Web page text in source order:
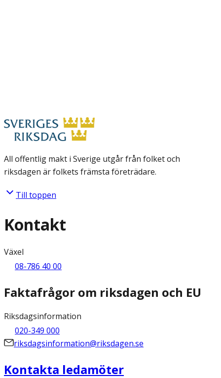
All offentlig makt i Sverige utgår från folket och
riksdagen är folkets främsta företrädare.
Till toppen
Kontakt
Växel
08-786 40 00
Faktafrågor om riksdagen och EU
Riksdagsinformation
020-349 000
riksdagsinformation@riksdagen.se
Kontakta ledamöter